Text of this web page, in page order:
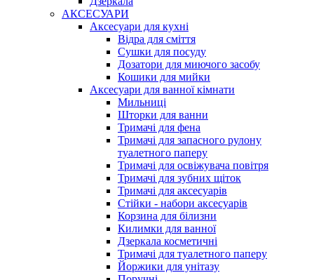
АКСЕСУАРИ
Аксесуари для кухні
Відра для сміття
Сушки для посуду
Дозатори для миючого засобу
Кошики для мийки
Аксесуари для ванної кімнати
Мильниці
Шторки для ванни
Тримачі для фена
Тримачі для запасного рулону
туалетного паперу
Тримачі для освіжувача повітря
Тримачі для зубних щіток
Тримачі для аксесуарів
Стійки - набори аксесуарів
Корзина для білизни
Килимки для ванної
Дзеркала косметичні
Тримачі для туалетного паперу
Йоржики для унітазу